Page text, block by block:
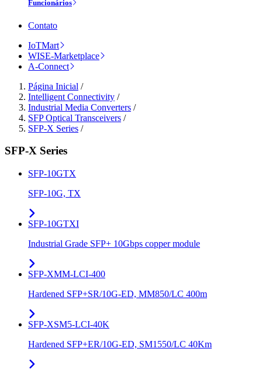
Funcionários
Contato
IoTMart
WISE-Marketplace
A-Connect
Página Inicial /
Intelligent Connectivity /
Industrial Media Converters /
SFP Optical Transceivers /
SFP-X Series /
SFP-X Series
SFP-10GTX
SFP-10G, TX
SFP-10GTXI
Industrial Grade SFP+ 10Gbps copper module
SFP-XMM-LCI-400
Hardened SFP+SR/10G-ED, MM850/LC 400m
SFP-XSM5-LCI-40K
Hardened SFP+ER/10G-ED, SM1550/LC 40Km